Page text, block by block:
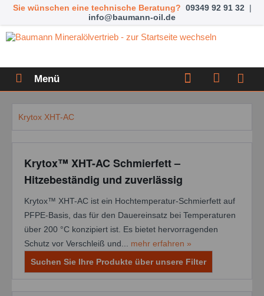
Sie wünschen eine technische Beratung? 09349 92 91 32 |
info@baumann-oil.de
Menü
Krytox XHT-AC
Krytox™ XHT-AC Schmierfett –
Hitzebeständig und zuverlässig
Krytox™ XHT-AC ist ein Hochtemperatur-Schmierfett auf
PFPE-Basis, das für den Dauereinsatz bei Temperaturen
über 200 °C konzipiert ist. Es bietet hervorragenden
Schutz vor Verschleiß und... mehr erfahren »
Suchen Sie Ihre Produkte über unsere Filter